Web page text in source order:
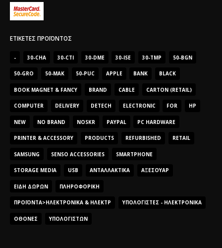
ΕΤΙΚΈΤΕΣ ΠΡΟΪΌΝΤΟΣ
- 30-CHA 30-CTI 30-DME 30-ISE 30-TMP 50-BGN
50-GRO 50-MAK 50-PUC APPLE BANK BLACK
BOOK MAGNET & FANCY BRAND CABLE CARTON (RETAIL)
COMPUTER DELIVERY DETECH ELECTRONIC FOR HP
NEW NO BRAND NOSKR PAYPAL PC HARDWARE
PRINTER & ACCESSORY PRODUCTS REFURBISHED RETAIL
SAMSUNG SENSO ACCESSORIES SMARTPHONE
STORAGE MEDIA USB ΑΝΤΑΛΛΑΚΤΙΚΆ ΑΞΕΣΟΥΆΡ
ΕΊΔΗ ΔΏΡΩΝ ΠΛΗΡΟΦΟΡΙΚΉ
ΠΡΟΪΌΝΤΑ>ΗΛΕΚΤΡΟΝΙΚΆ & ΗΛΕΚΤΡ ΥΠΟΛΟΓΙΣΤΈΣ - ΗΛΕΚΤΡΟΝΙΚΆ
ΟΘΌΝΕΣ ΥΠΟΛΟΓΙΣΤΏΝ